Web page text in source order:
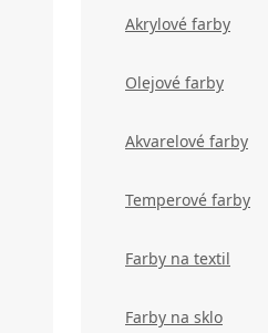
Akrylové farby
Olejové farby
Akvarelové farby
Temperové farby
Farby na textil
Farby na sklo